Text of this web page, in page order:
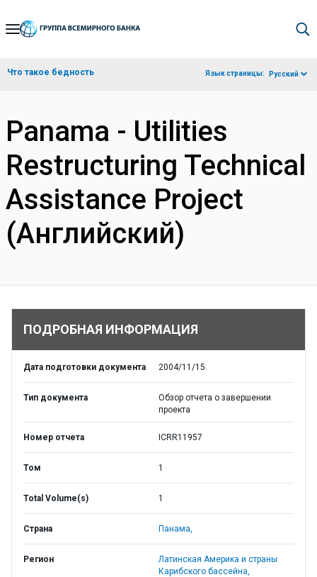
Skip
Navigation
Что такое бедность Язык страницы: Русский
Panama - Utilities
Restructuring Technical
Assistance Project
(Английский)
ПОДРОБНАЯ ИНФОРМАЦИЯ
Дата подготовки документа 2004/11/15
Тип документа
Обзор отчета о завершении
проекта
Номер отчета ICRR11957
Том 1
Total Volume(s) 1
Страна Панама,
Регион
Латинская Америка и страны
Карибского бассейна,